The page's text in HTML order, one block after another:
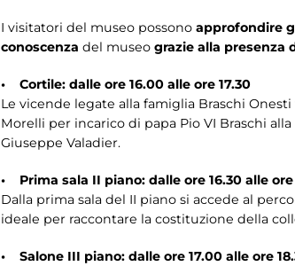
I visitatori del museo possono approfondire
conoscenza del museo grazie alla presenza
• Cortile: dalle ore 16.00 alle ore 17.30
Le vicende legate alla famiglia Braschi
Morelli per incarico di papa Pio VI Braschi
Giuseppe Valadier.
• Prima sala II piano: dalle ore 16.30 alle ore
Dalla prima sala del II piano si accede al
ideale per raccontare la costituzione della
• Salone III piano: dalle ore 17.00 alle ore